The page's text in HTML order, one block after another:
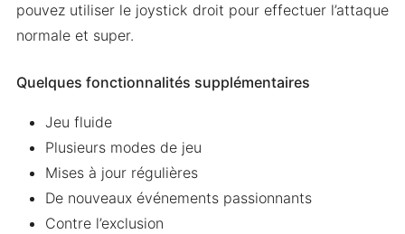
pouvez utiliser le joystick droit pour effectuer l’attaque
normale et super.
Quelques fonctionnalités supplémentaires
Jeu fluide
Plusieurs modes de jeu
Mises à jour régulières
De nouveaux événements passionnants
Contre l’exclusion